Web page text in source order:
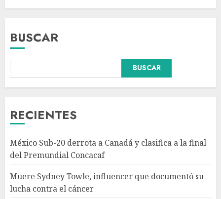
BUSCAR
BUSCAR
RECIENTES
México Sub-20 derrota a Canadá y clasifica a la final
del Premundial Concacaf
Muere Sydney Towle, influencer que documentó su
lucha contra el cáncer
3
Abelardo de la Espriella
4
Pronostican victoria 3-1 de
América Femenil sobre Cruz
Azul en Jornada 2
AGOSTO 8, 2026